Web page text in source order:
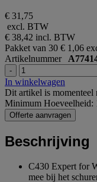
€ 31,75
excl. BTW
€ 38,42 incl. BTW
Pakket van 30 € 1,06
Artikelnummer
-
In winkelwagen
Dit artikel is momenteel
Minimum Hoeveelheid:
Offerte aanvragen
Beschrijving
C430 Expert for
mee bij het